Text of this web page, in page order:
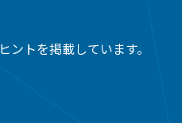
ントを掲載しています。